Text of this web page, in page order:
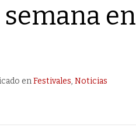
en
enFestivales,Noticias